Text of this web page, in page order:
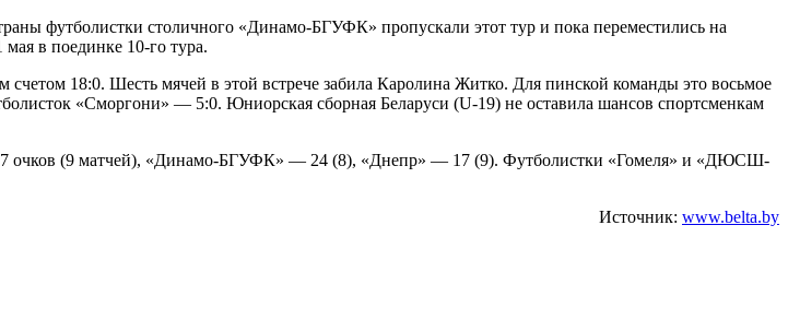
футболистки столичного «Динамо-БГУФК» пропускали этот тур и пока переместились на
в поединке 10-го тура.
18:0. Шесть мячей в этой встрече забила Каролина Житко. Для пинской команды это восьмое
«Сморгони» — 5:0. Юниорская сборная Беларуси (U-19) не оставила шансов спортсменкам
очков (9 матчей), «Динамо-БГУФК» — 24 (8), «Днепр» — 17 (9). Футболистки «Гомеля» и «ДЮСШ-
Источник: www.belta.by